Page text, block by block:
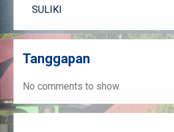
SULIKI
Tanggapan
No comments to show.